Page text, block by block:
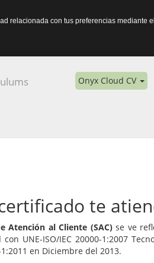
Onyx Cloud CV
te
Atención al Cliente (SAC)se ve
UNE-ISO/IEC 20000-1:2007
en Diciembre del 2013.
relacionada con tus preferencias